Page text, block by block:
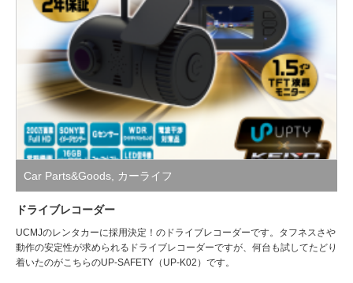
Car Parts&Goods, カーライフ
ドライブレコーダー
UCMJのレンタカーに採用決定！のドライブレコーダーです。タフネスさや
動作の安定性が求められるドライブレコーダーですが、何台も試してたどり
着いたのがこちらのUP-SAFETY（UP-K02）です。